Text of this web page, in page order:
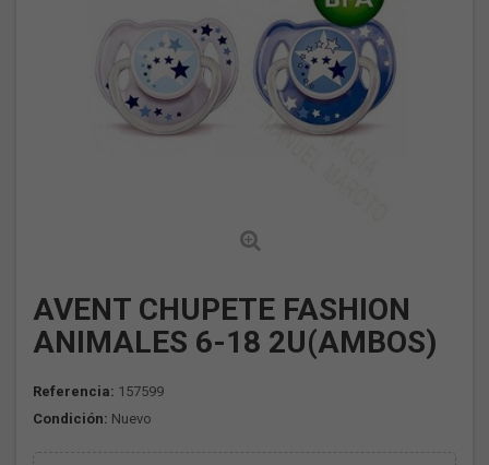
AVENT CHUPETE FASHION
ANIMALES 6-18 2U(AMBOS)
Referencia: 157599
Condición: Nuevo